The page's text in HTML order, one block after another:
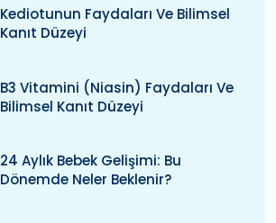
Kediotunun Faydaları Ve Bilimsel
Kanıt Düzeyi
B3 Vitamini (niasin) Faydaları Ve
Bilimsel Kanıt Düzeyi
24 Aylık Bebek Gelişimi: Bu
Dönemde Neler Beklenir?